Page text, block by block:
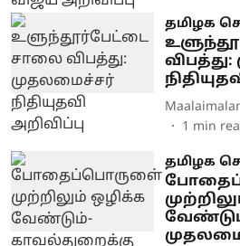
தமிழக
Maalaimalar
1 min
தமிழக